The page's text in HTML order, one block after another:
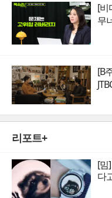
[비
무
[B
리포트+
[밈
다